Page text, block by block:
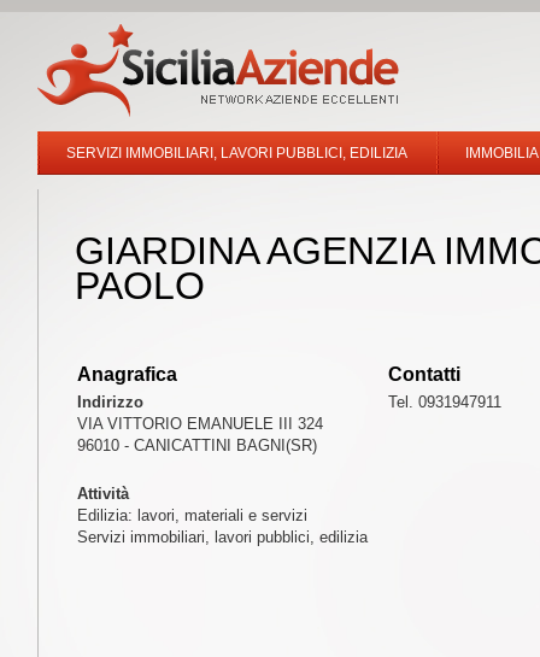
SERVIZI IMMOBILIARI, LAVORI PUBBLICI, EDILIZIA
GIARDINA AGENZIA
PAOLO
Anagrafica
Indirizzo
VIA VITTORIO EMANUELE III 324
96010 - CANICATTINI BAGNI(SR)
Contatti
Tel. 0931947911
Attività
Edilizia: lavori, materiali e servizi
Servizi immobiliari, lavori pubblici, edilizia